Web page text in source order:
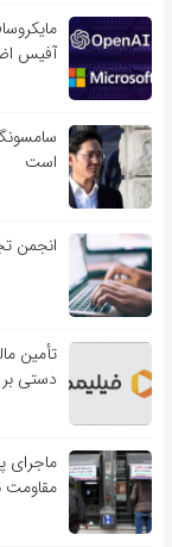
آفیس
است
انجمن
تأمین
دستی
ماجرای
مقاومت